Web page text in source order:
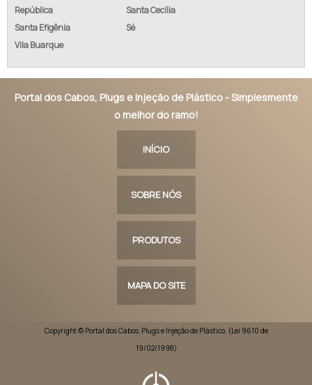
República
Santa Cecília
Santa Efigênia
Sé
Vila Buarque
Portal dos Cabos, Plugs e Injeção de Plástico - Simplesmente
o melhor do ramo!
INÍCIO
SOBRE NÓS
PRODUTOS
MAPA DO SITE
Copyright © Portal dos Cabos, Plugs e Injeção de Plástico. (Lei 9610 de
19/02/1998)